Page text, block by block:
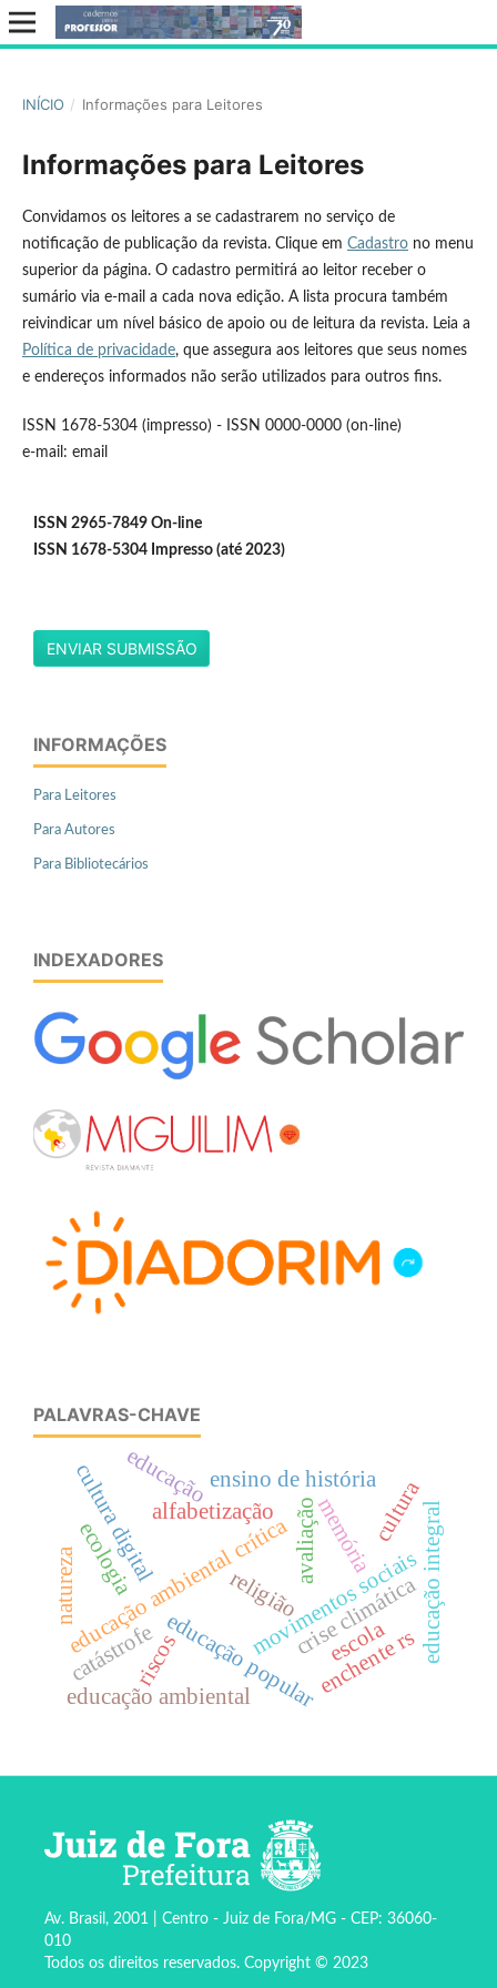
INÍCIO / Informações para Leitores
Informações para Leitores
Convidamos os leitores a se cadastrarem no serviço de
notificação de publicação da revista. Clique em Cadastrono menu
superior da página. O cadastro permitirá ao leitor receber o
sumário via e-mail a cada nova edição. A lista procura também
reivindicar um nível básico de apoio ou de leitura da revista. Leia a
Política de privacidade, que assegura aos leitores que seus nomes
e endereços informados não serão utilizados para outros fins.
ISSN 1678-5304 (impresso) - ISSN 0000-0000 (on-line)
e-mail: email
ISSN 2965-7849 On-line
ISSN 1678-5304 Impresso (até 2023)
ENVIAR SUBMISSÃO
INFORMAÇÕES
Para Leitores
Para Autores
Para Bibliotecários
INDEXADORES
PALAVRAS-CHAVE
educação ambiental críticamovimentos sociais
educação popular educação integral
avaliação
alfabetização
crise climática
cultura digital
educação ambiental
memória
educação
escola
ecologia religião
ensino de história
catástrofe enchente rs
natureza
cultura
riscos
Av. Brasil, 2001 | Centro - Juiz de Fora/MG - CEP: 36060-
010
Todos os direitos reservados. Copyright © 2023